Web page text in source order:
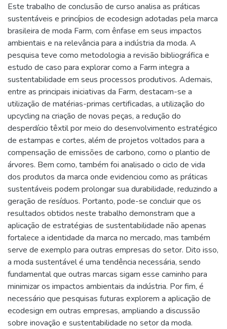
Este trabalho de conclusão de curso analisa as práticas
sustentáveis e princípios de ecodesign adotadas pela marca
brasileira de moda Farm, com ênfase em seus impactos
ambientais e na relevância para a indústria da moda. A
pesquisa teve como metodologia a revisão bibliográfica e
estudo de caso para explorar como a Farm integra a
sustentabilidade em seus processos produtivos. Ademais,
entre as principais iniciativas da Farm, destacam-se a
utilização de matérias-primas certificadas, a utilização do
upcycling na criação de novas peças, a redução do
desperdício têxtil por meio do desenvolvimento estratégico
de estampas e cortes, além de projetos voltados para a
compensação de emissões de carbono, como o plantio de
árvores. Bem como, também foi analisado o ciclo de vida
dos produtos da marca onde evidenciou como as práticas
sustentáveis podem prolongar sua durabilidade, reduzindo a
geração de resíduos. Portanto, pode-se concluir que os
resultados obtidos neste trabalho demonstram que a
aplicação de estratégias de sustentabilidade não apenas
fortalece a identidade da marca no mercado, mas também
serve de exemplo para outras empresas do setor. Dito isso,
a moda sustentável é uma tendência necessária, sendo
fundamental que outras marcas sigam esse caminho para
minimizar os impactos ambientais da indústria. Por fim, é
necessário que pesquisas futuras explorem a aplicação de
ecodesign em outras empresas, ampliando a discussão
sobre inovação e sustentabilidade no setor da moda.